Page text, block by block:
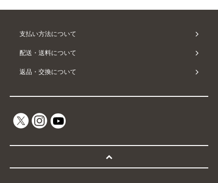
支払い方法について
配送・送料について
返品・交換について